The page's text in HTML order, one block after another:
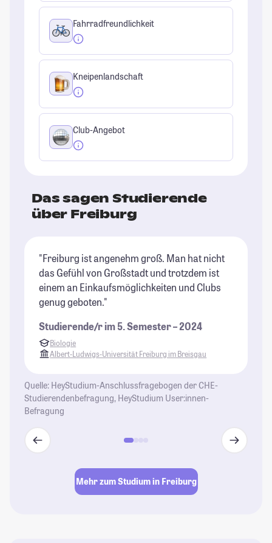
Fahrradfreundlichkeit
Kneipenlandschaft
Club-Angebot
Das sagen Studierende
über Freiburg
"Freiburg ist angenehm groß. Man hat nicht
das Gefühl von Großstadt und trotzdem ist
einem an Einkaufsmöglichkeiten und Clubs
genug geboten."
Studierende/r im 5. Semester – 2024
Biologie
Albert-Ludwigs-Universität Freiburg im Breisgau
Quelle: HeyStudium-Anschlussfragebogen der CHE-
Studierendenbefragung, HeyStudium User:innen-
Befragung
Mehr zum Studium in Freiburg